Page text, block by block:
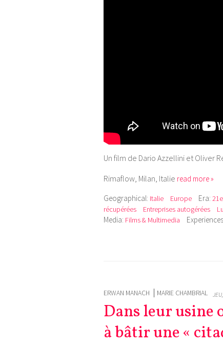
Un film de Dario Azzellini et Oliver
Rimaflow, Milan, Italie read more »
Geographical: Italie Europe Era:
récupérées
Entreprises autogérées
Media: Films & Multimedia
ERWAN MANACH MARIE CHAMBRIAL
Dans leur usine
à bâtir une «